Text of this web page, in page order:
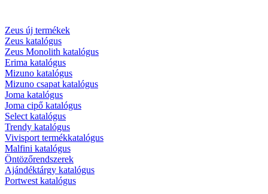
Zeus új termékek
Zeus katalógus
Zeus Monolith katalógus
Erima katalógus
Mizuno katalógus
Mizuno csapat katalógus
Joma katalógus
Joma cipő katalógus
Select katalógus
Trendy katalógus
Vivisport termékkatalógus
Malfini katalógus
Öntözőrendszerek
Ajándéktárgy katalógus
Portwest katalógus